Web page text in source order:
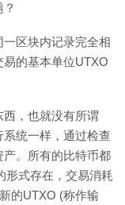
区块内记录完全相
的基本单位UTXO
，也就没有所谓
系统一样，通过检查
。所有的比特币都
形式存在，交易消耗
的UTXO (称作输